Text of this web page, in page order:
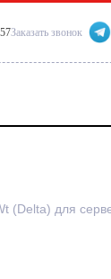
Заказать звонок